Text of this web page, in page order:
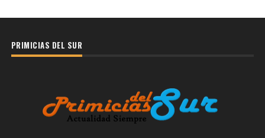
PRIMICIAS DEL SUR